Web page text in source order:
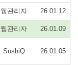
웹관리자 26.01.12
웹관리자 26.01.09
SushiQ 26.01.05